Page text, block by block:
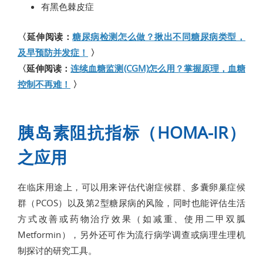
有黑色棘皮症
〈延伸阅读：糖尿病检测怎么做？揪出不同糖尿病类型，
及早预防并发症！ 〉
〈延伸阅读：连续血糖监测(CGM)怎么用？掌握原理，血糖
控制不再难！ 〉
胰岛素阻抗指标（HOMA-IR）
之应用
在临床用途上，可以用来评估代谢症候群、多囊卵巢症候
群（PCOS）以及第2型糖尿病的风险，同时也能评估生活
方式改善或药物治疗效果（如减重、使用二甲双胍
Metformin），另外还可作为流行病学调查或病理生理机
制探讨的研究工具。